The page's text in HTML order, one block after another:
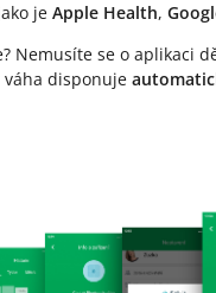
je Apple Health,
Nemusíte se o aplikaci
váha disponuje